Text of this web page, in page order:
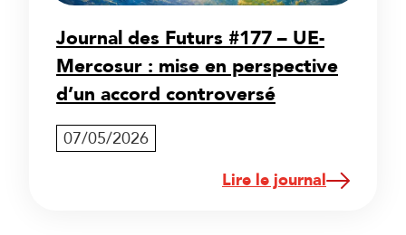
Journal des Futurs #177 – UE-
Mercosur : mise en perspective
d’un accord controversé
07/05/2026
Lire le journal